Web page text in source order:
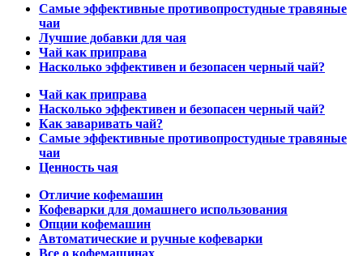
Самые эффективные противопростудные травяные
чаи
Лучшие добавки для чая
Чай как приправа
Насколько эффективен и безопасен черный чай?
Чай как приправа
Насколько эффективен и безопасен черный чай?
Как заваривать чай?
Самые эффективные противопростудные травяные
чаи
Ценность чая
Отличие кофемашин
Кофеварки для домашнего использования
Опции кофемашин
Автоматические и ручные кофеварки
Все о кофемашинах